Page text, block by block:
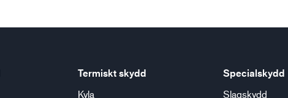
Termiskt skydd
Kyla
Specialskydd
Slagskydd